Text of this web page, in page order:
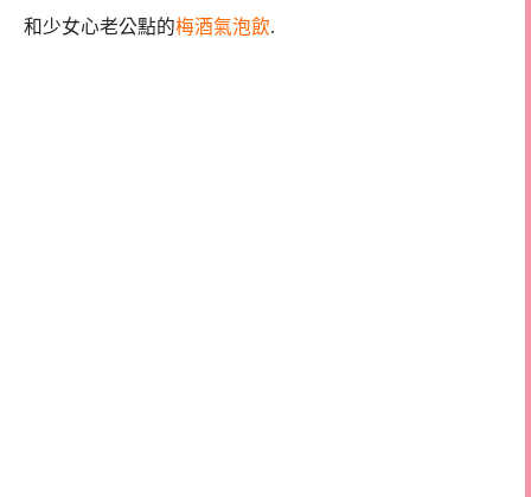
和少女心老公點的梅酒氣泡飲.